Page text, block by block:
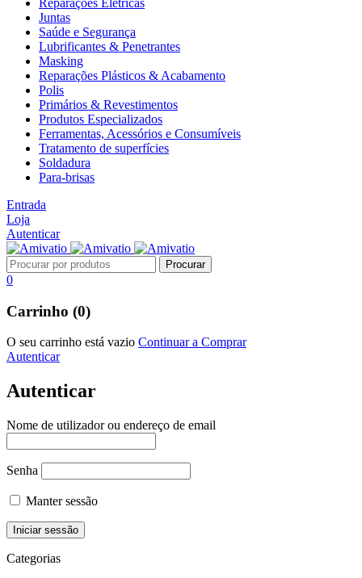
Juntas
Saúde e Segurança
Lubrificantes & Penetrantes
Masking
Reparações Plásticos & Acabamento
Polis
Primários & Revestimentos
Produtos Especializados
Ferramentas, Acessórios e Consumíveis
Tratamento de superfícies
Soldadura
Para-brisas
Entrada
Loja
Autenticar
0
Carrinho (0)
O seu carrinho está vazio Continuar a Comprar
Autenticar
Autenticar
Nome de utilizador ou endereço de email
Senha
Manter sessão
Categorias